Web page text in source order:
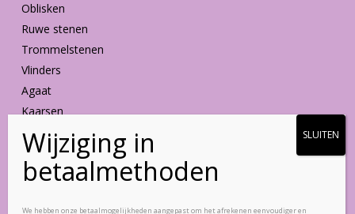
Oblisken
Ruwe stenen
Trommelstenen
Vlinders
Agaat
Kaarsen
Vormen
Blijf op de hoogte
We hebben onze betaalmogelijkheden aangepast om het afrekenen eenvoudiger en